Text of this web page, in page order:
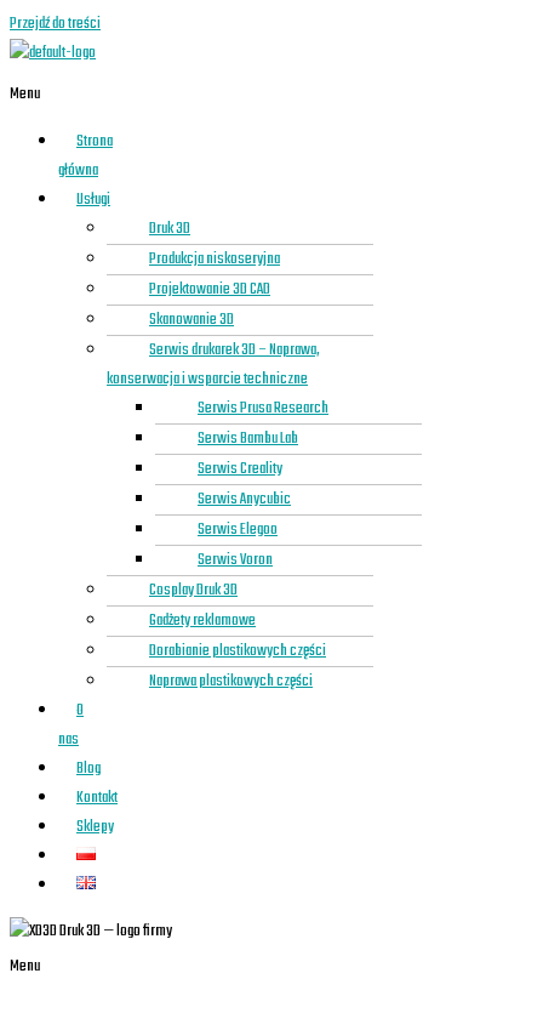
Przejdź do treści
Menu
Strona
główna
Usługi
Druk 3D
Produkcja niskoseryjna
Projektowanie 3D CAD
Skanowanie 3D
Serwis drukarek 3D – Naprawa,
konserwacja i wsparcie techniczne
Serwis Prusa Research
Serwis Bambu Lab
Serwis Creality
Serwis Anycubic
Serwis Elegoo
Serwis Voron
Cosplay Druk 3D
Gadżety reklamowe
Dorabianie plastikowych części
Naprawa plastikowych części
O
nas
Blog
Kontakt
Sklepy
Menu